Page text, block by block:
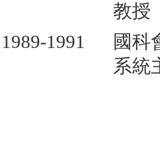
教授
1989-1991
國科
系統